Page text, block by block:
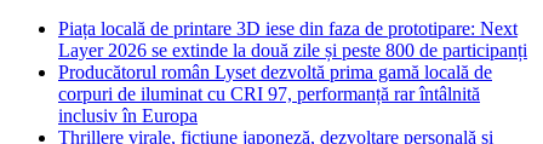
Piața locală de printare 3D iese din faza de prototipare: Next
Layer 2026 se extinde la două zile și peste 800 de participanți
Producătorul român Lyset dezvoltă prima gamă locală de
corpuri de iluminat cu CRI 97, performanță rar întâlnită
inclusiv în Europa
Thrillere virale, ficțiune japoneză, dezvoltare personală și